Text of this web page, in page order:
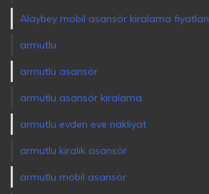
Alaybey mobil asansör kiralama fiyatları
armutlu
armutlu asansör
armutlu asansör kiralama
armutlu evden eve nakliyat
armutlu kiralık asansör
armutlu mobil asansör